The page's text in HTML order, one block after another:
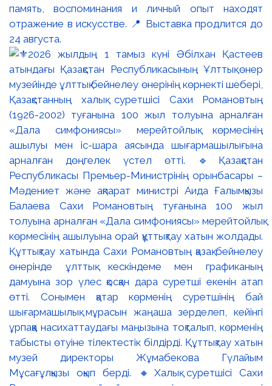
память, воспоминания и личный опыт находят
отражение в искусстве. 📍 Выставка продлится до
24 августа.